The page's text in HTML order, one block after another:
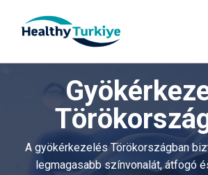
p
A gyökérkezelés Törökországban
legmagasabb színvonalát, átfogó